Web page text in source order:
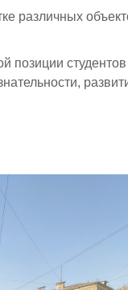
различных
студентов